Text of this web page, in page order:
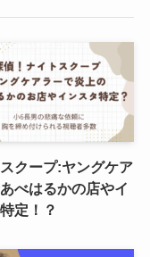
クープ:ヤングケア
べはるかの店やイ
定！？